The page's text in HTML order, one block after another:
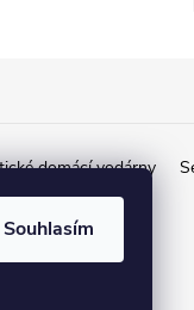
Souhlasím
domácí vodárny